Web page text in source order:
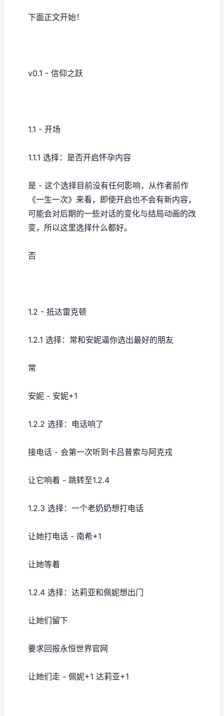
下面正文开始！
v0.1 - 信仰之跃
1.1 - 开场
1.1.1 选择：是否开启怀孕内容
是 - 这个选择目前没有任何影响，从作者前作
《一生一次》来看，即使开启也不会有新内容，
可能会对后期的一些对话的变化与结局动画的改
变，所以这里选择什么都好。
否
1.2 - 抵达雷克顿
1.2.1 选择：常和安妮逼你选出最好的朋友
常
安妮 - 安妮+1
1.2.2 选择：电话响了
接电话 - 会第一次听到卡吕普索与阿克戎
让它响着 - 跳转至1.2.4
1.2.3 选择：一个老奶奶想打电话
让她打电话 - 南希+1
让她等着
1.2.4 选择：达莉亚和佩妮想出门
让她们留下
要求回报永恒世界官网
让她们走 - 佩妮+1 达莉亚+1